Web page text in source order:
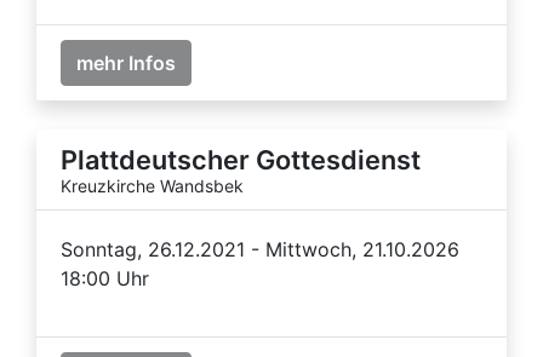
mehr Infos
Plattdeutscher Gottesdienst
Kreuzkirche Wandsbek
Sonntag, 26.12.2021 - Mittwoch, 21.10.2026
18:00 Uhr